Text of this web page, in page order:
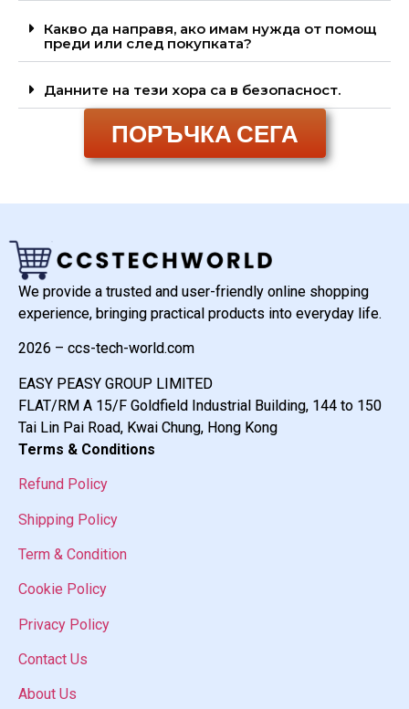
Какво да направя, ако имам нужда от помощ
преди или след покупката?
Данните на тези хора са в безопасност.
ПОРЪЧКА СЕГА
We provide a trusted and user-friendly online shopping
experience, bringing practical products into everyday life.
2026 – ccs-tech-world.com
EASY PEASY GROUP LIMITED
FLAT/RM A 15/F Goldfield Industrial Building, 144 to 150
Tai Lin Pai Road, Kwai Chung, Hong Kong
Terms & Conditions
Refund Policy
Shipping Policy
Term & Condition
Cookie Policy
Privacy Policy
Contact Us
About Us